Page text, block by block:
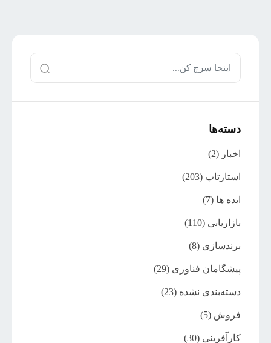
دسته‌ها
اخبار (2)
استارتاپ (203)
ایده ها (7)
بازاریابی (110)
برندسازی (8)
پیشگامان فناوری (29)
دسته‌بندی نشده (23)
فروش (5)
کارآفرینی (30)